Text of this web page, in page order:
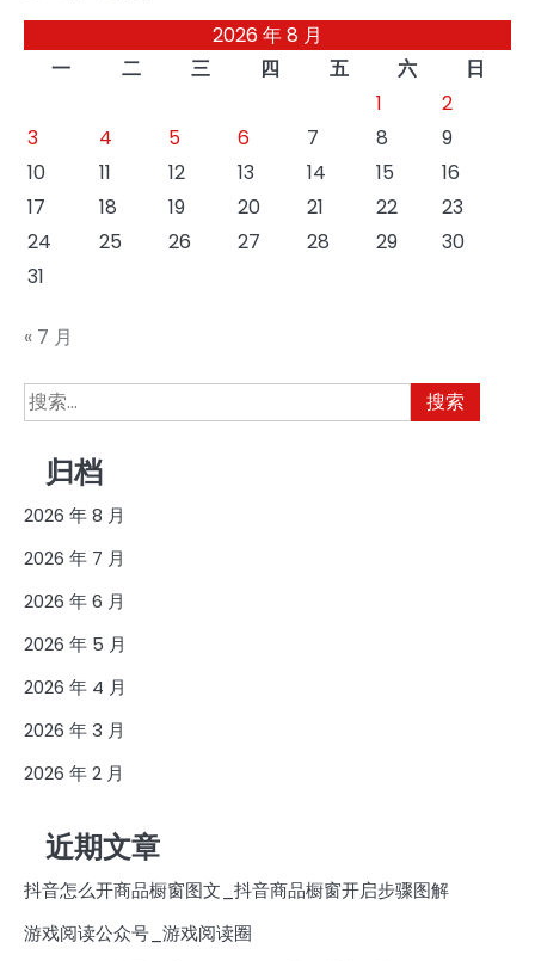
2026 年 8 月
一
二 三 四 五 六
日
1
2
3
4 5 6 7 8
9
10
11 12 13 14 15
16
17
18 19 20 21 22
23
24
25 26 27 28 29
30
31
« 7 月
搜
索：
归档
2026 年 8 月
2026 年 7 月
2026 年 6 月
2026 年 5 月
2026 年 4 月
2026 年 3 月
2026 年 2 月
近期文章
抖音怎么开商品橱窗图文_抖音商品橱窗开启步骤图解
游戏阅读公众号_游戏阅读圈